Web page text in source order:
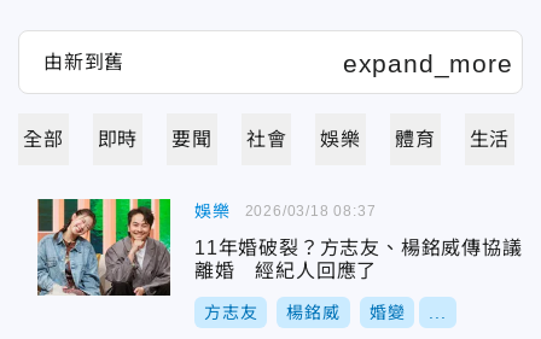
全部 即時 要聞 社會 娛樂 體育 生活
娛樂
11年婚破裂？方志友、楊銘威傳協議
離婚 經紀人回應了
方志友 楊銘威 婚變
2026/03/18 08:37